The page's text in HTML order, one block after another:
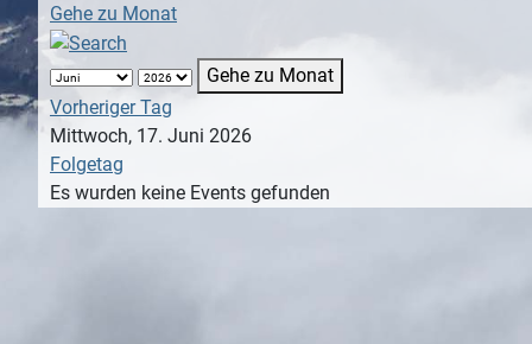
Gehe zu Monat
Gehe zu Monat
Vorheriger Tag
Mittwoch, 17. Juni 2026
Folgetag
Es wurden keine Events gefunden